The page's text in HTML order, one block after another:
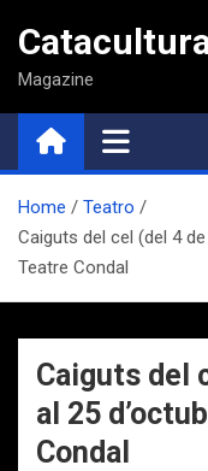
contenido
Magazine
Home
Teatro
Caiguts del cel (del 4
Teatre Condal
Caiguts del
al 25
Condal